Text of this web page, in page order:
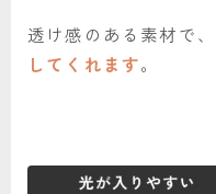
透け感のある素材で、
してくれます。